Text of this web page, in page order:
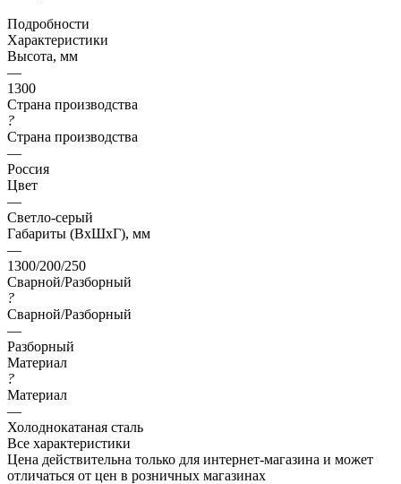
Подробности
Характеристики
Высота, мм
—
1300
Страна производства
?
Страна производства
—
Россия
Цвет
—
Светло-серый
Габариты (ВхШхГ), мм
—
1300/200/250
Сварной/Разборный
?
Сварной/Разборный
—
Разборный
Материал
?
Материал
—
Холоднокатаная сталь
Все характеристики
Цена действительна только для интернет-магазина и может
отличаться от цен в розничных магазинах